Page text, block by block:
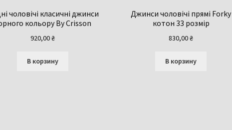
чоловічі класичні джинси
кольору By Crisson
920,00₴
В корзину
Джинси чоловічі прямі Forky
котон 33 розмір
830,00₴
В корзину